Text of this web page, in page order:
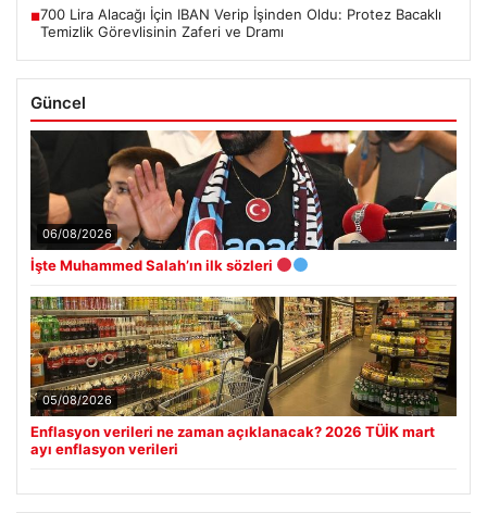
■700 Lira Alacağı İçin IBAN Verip İşinden Oldu: Protez Bacaklı
Temizlik Görevlisinin Zaferi ve Dramı
Güncel
06/08/2026
İşte Muhammed Salah’ın ilk sözleri
05/08/2026
Enflasyon verileri ne zaman açıklanacak? 2026 TÜİK mart
ayı enflasyon verileri